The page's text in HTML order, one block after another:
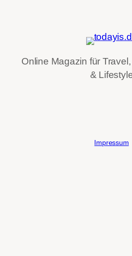
Online Magazin für
&
Impressum